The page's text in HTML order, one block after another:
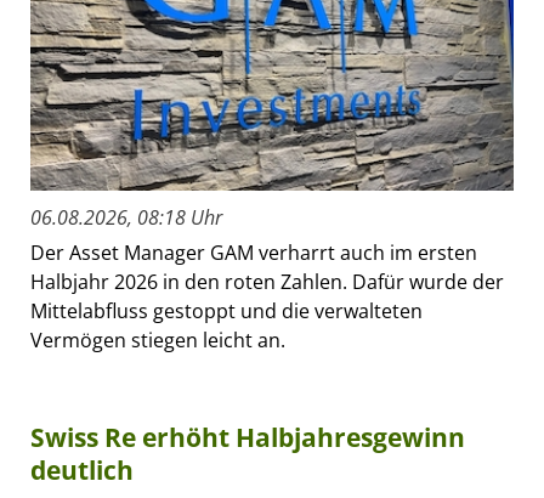
06.08.2026, 08:18 Uhr
Der Asset Manager GAM verharrt auch im ersten
Halbjahr 2026 in den roten Zahlen. Dafür wurde der
Mittelabfluss gestoppt und die verwalteten
Vermögen stiegen leicht an.
Swiss Re erhöht Halbjahresgewinn
deutlich